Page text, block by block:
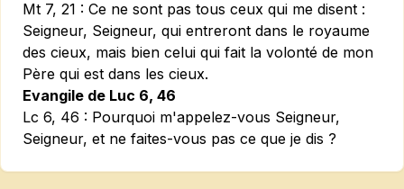
Mt 7, 21 : Ce ne sont pas tous ceux qui me disent :
Seigneur, Seigneur, qui entreront dans le royaume
des cieux, mais bien celui qui fait la volonté de mon
Père qui est dans les cieux.
Evangile de Luc 6, 46
Lc 6, 46 : Pourquoi m'appelez-vous Seigneur,
Seigneur, et ne faites-vous pas ce que je dis ?